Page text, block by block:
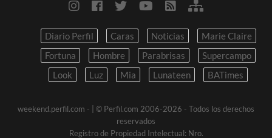
Diario Perfil Caras Noticias
Marie Claire
Fortuna
Hombre Parabrisas
Supercampo
Look
Luz Mia Lunateen BATimes
weekend.perfil.com -
| © Perfil.com 2006-2026 - Todos los derechos
reservados
Registro de Propiedad Intelectual: Nro.